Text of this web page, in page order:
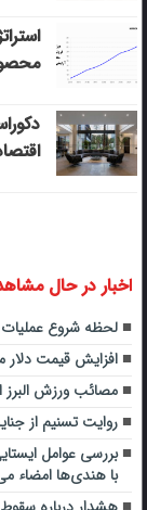
اخبار در حال
لحظه شروع عملیات
افزایش قیمت
مصائب ورزش البرز
روایت تسنیم از
بررسی عوامل
با هندی‌ها امضاء